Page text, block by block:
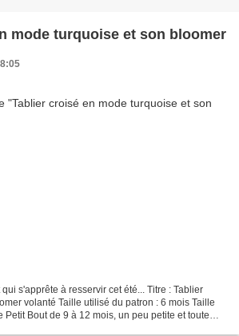
mode turquoise et son bloomer
s'apprête à resservir cet été... Titre : Tablier
volanté Taille utilisé du patron : 6 mois Taille
Bout de 9 à 12 mois, un peu petite et toute